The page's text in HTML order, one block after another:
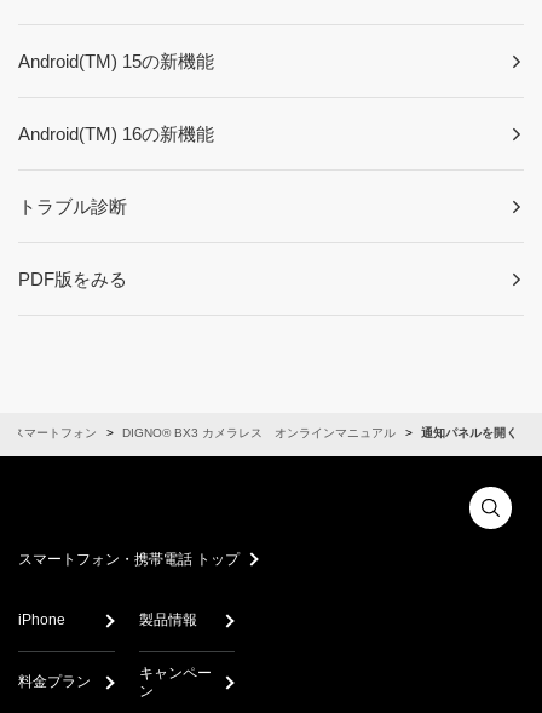
Android(TM) 15の新機能
Android(TM) 16の新機能
トラブル診断
PDF版をみる
スマートフォン DIGNO® BX3 カメラレス オンラインマニュアル 通知パネルを開く
スマートフォン・携帯電話 トップ
iPhone 製品情報
料金プラン
キャンペー
ン